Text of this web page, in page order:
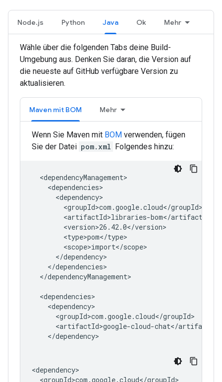
Node.js Python Java Ok Mehr
Wähle über die folgenden Tabs deine Build-
Umgebung aus. Denken Sie daran, die Version auf
die neueste auf GitHub verfügbare Version zu
aktualisieren.
Maven mit BOM Mehr
Wenn Sie Maven mit BOM verwenden, fügen
Sie der Datei pom.xml Folgendes hinzu:
</dependencyManagement>